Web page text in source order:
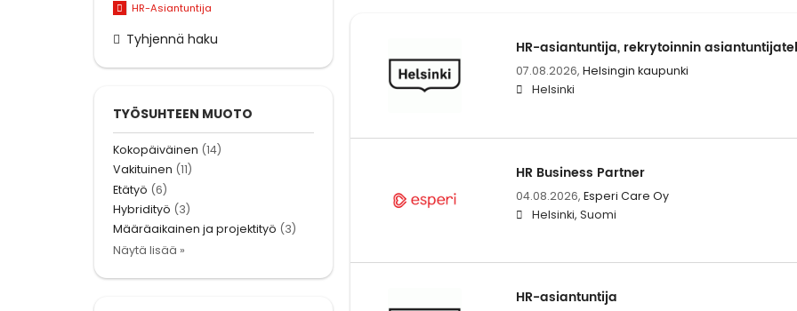
HR-asiantuntija, rekrytoinnin
07.08.2026, Helsingin kaupunki
Helsinki
HR Business Partner
04.08.2026, Esperi Care Oy
Helsinki, Suomi
HR-asiantuntija
HR-Asiantuntija
Tyhjennä haku
TYÖSUHTEEN MUOTO
Kokopäiväinen (14)
Vakituinen (11)
Etätyö (6)
Hybridityö (3)
Määräaikainen ja projektityö (3)
Näytä lisää »